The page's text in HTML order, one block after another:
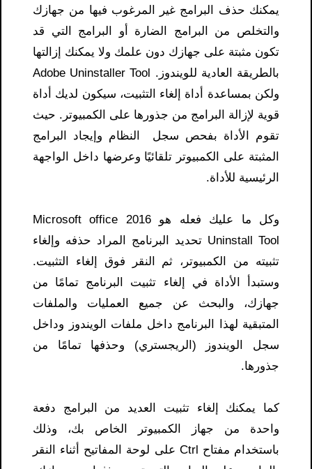
يمكنك حذف البرامج غير المرغوب فيها من جهازك
والتخلص من البرامج الضارة أو البرامج التي قد
تكون مثبتة على جهازك دون علمك ولا يمكنك إزالتها
بالطريقة العادية للويندوز. Adobe Uninstaller Tool
ولكن بمساعدة أداة إلغاء التثبيت، سيكون لديك أداة
قوية لإزالة البرامج من جذورها على الكمبيوتر. حيث
تقوم الأداة بفحص سجل النظام وإيجاد البرامج
المثبتة على الكمبيوتر تلقائيًا وعرضها داخل الواجهة
الرئيسية للأداة.
وكل ما عليك فعله هو Microsoft office 2016
Uninstall Tool تحديد البرنامج المراد حذفه وإلغاء
تثبيته من الكمبيوتر، ثم النقر فوق إلغاء التثبيت.
وستبدأ الأداة في إلغاء تثبيت البرنامج تمامًا من
جهازك، والبحث عن جميع العمليات والملفات
المتبقية لهذا البرنامج داخل ملفات الويندوز وداخل
سجل الويندوز (الريجستري) وحذفها تمامًا من
جذورها.
كما يمكنك إلغاء تثبيت العديد من البرامج دفعة
واحدة من جهاز الكمبيوتر الخاص بك، وذلك
باستخدام مفتاح Ctrl على لوحة المفاتيح أثناء النقر